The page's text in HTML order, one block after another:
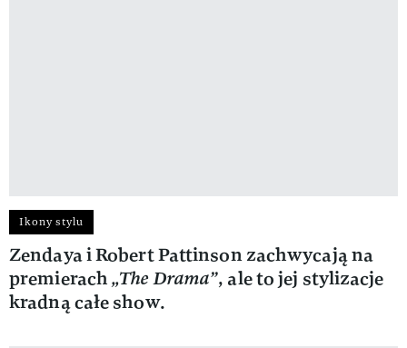
Ikony stylu
Zendaya i Robert Pattinson zachwycają na
premierach„The Drama”, ale to jej stylizacje
kradną całe show.